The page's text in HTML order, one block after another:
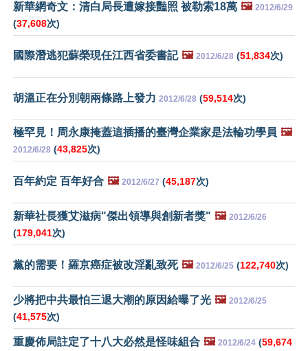
新華網奇文：清白局長遭嫁接豔照 被勒索18萬 🖼️ 2012/6/29
(37,608次)
國際潛逃犯蘇榮現任江西省委書記 🖼️ 2012/6/28 (51,834次)
胡溫正在分別朝兩條路上發力 2012/6/28 (59,514次)
極罕見！周永康掩蓋這插播的臺灣企業家是法輪功學員 🖼️
2012/6/28 (43,825次)
百年約定 百年好合 🖼️ 2012/6/27 (45,187次)
新華社長獲艾滋病"傑出領導與創新者獎" 🖼️ 2012/6/26
(179,041次)
黨的需要！羅京癌症被改淫亂致死 🖼️ 2012/6/25 (122,740次)
少將把中共最怕三退大潮的原因給曝了光 🖼️ 2012/6/25
(41,575次)
重慶佈局註定了十八大必然是怪味組合 🖼️ 2012/6/24 (59,674